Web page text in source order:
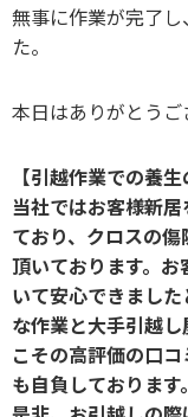
無事に作業が完了
た。
本日はありがとうご
【引越作業での養生
当社ではお客様新
ており、クロスの
頂いております。
いて安心できまし
な作業と大手引越
こその高評価の口
も自負しております。